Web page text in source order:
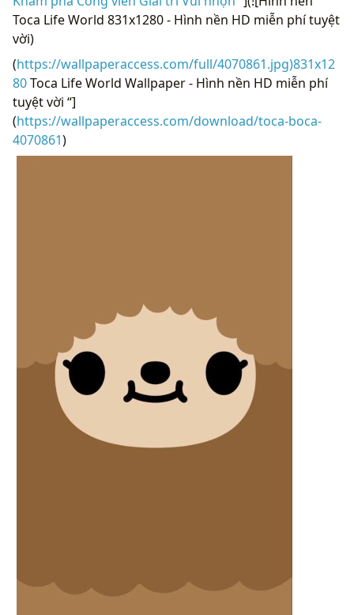
Toca Life World 831x1280 - Hình nền HD miễn phí tuyệt
vời)
(https://wallpaperaccess.com/full/4070861.jpg)831x12
80Toca Life World Wallpaper - Hình nền HD miễn phí
tuyệt vời “]
(https://wallpaperaccess.com/download/toca-boca-
4070861)